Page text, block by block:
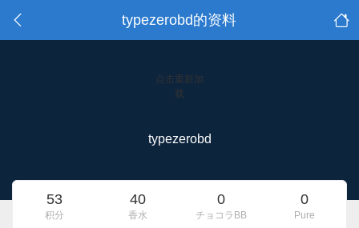
typezerobd的资料
点击重新加
载
typezerobd
53
积分
40
香水
0
チョコラBB
0
Pure